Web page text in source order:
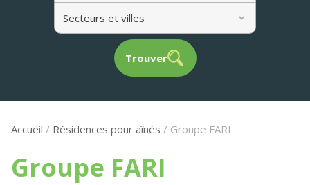
Secteurs et villes
Trouver
Accueil / Résidences pour aînés / Groupe FARI
Groupe FARI